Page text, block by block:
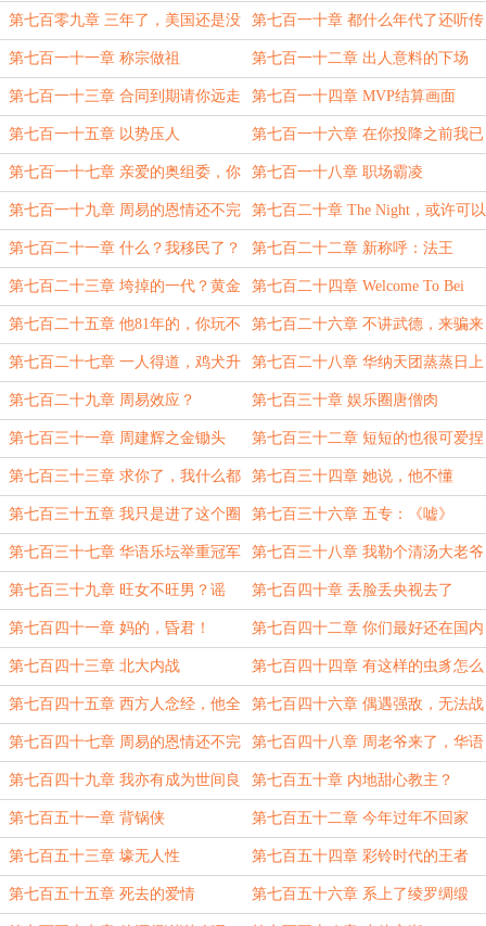
丝！
第七百零九章 三年了，美国还是没
有适应他
第七百一十章 都什么年代了还听传
统嘻哈？
第七百一十一章 称宗做祖 第七百一十二章 出人意料的下场
第七百一十三章 合同到期请你远走
他国
第七百一十四章 MVP结算画面
第七百一十五章 以势压人 第七百一十六章 在你投降之前我已
经投降了
第七百一十七章 亲爱的奥组委，你
也不想……
第七百一十八章 职场霸凌
第七百一十九章 周易的恩情还不完 第七百二十章 The Night，或许可以
加个s
第七百二十一章 什么？我移民了？ 第七百二十二章 新称呼：法王
第七百二十三章 垮掉的一代？黄金
一代！
第七百二十四章 Welcome To Bei
Jing（元旦快乐~）
第七百二十五章 他81年的，你玩不
过他
第七百二十六章 不讲武德，来骗来
偷袭
第七百二十七章 一人得道，鸡犬升
天
第七百二十八章 华纳天团蒸蒸日上
第七百二十九章 周易效应？ 第七百三十章 娱乐圈唐僧肉
第七百三十一章 周建辉之金锄头 第七百三十二章 短短的也很可爱捏
第七百三十三章 求你了，我什么都
会做的
第七百三十四章 她说，他不懂
第七百三十五章 我只是进了这个圈
子叫娱乐
第七百三十六章 五专：《嘘》
第七百三十七章 华语乐坛举重冠军 第七百三十八章 我勒个清汤大老爷
啊
第七百三十九章 旺女不旺男？谣
言！
第七百四十章 丢脸丢央视去了
第七百四十一章 妈的，昏君！ 第七百四十二章 你们最好还在国内
第七百四十三章 北大内战 第七百四十四章 有这样的虫豸怎么
能搞好华语音乐
第七百四十五章 西方人念经，他全
都听
第七百四十六章 偶遇强敌，无法战
胜
第七百四十七章 周易的恩情还不完 第七百四十八章 周老爷来了，华语
乐坛就要太平了
第七百四十九章 我亦有成为世间良
将之潜质
第七百五十章 内地甜心教主？
第七百五十一章 背锅侠 第七百五十二章 今年过年不回家
（新年快乐~）
第七百五十三章 壕无人性 第七百五十四章 彩铃时代的王者
第七百五十五章 死去的爱情 第七百五十六章 系上了绫罗绸缎